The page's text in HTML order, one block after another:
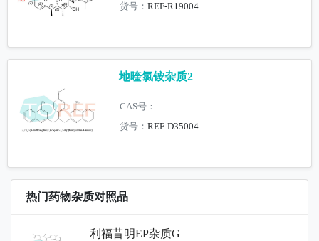
货号：REF-R19004
地喹氯铵杂质2
CAS号：
货号：REF-D35004
热门药物杂质对照品
利福昔明EP杂质G